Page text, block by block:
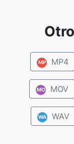
MP MP4
MO MOV
WA WAV